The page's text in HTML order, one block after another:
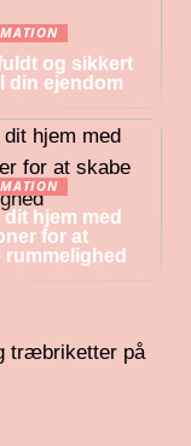
og sikkert
din ejendom
dit hjem med
for at
rummelighed
træbriketter på